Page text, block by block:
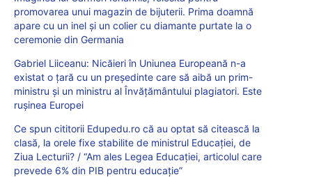
promovarea unui magazin de bijuterii. Prima doamnă
apare cu un inel și un colier cu diamante purtate la o
ceremonie din Germania
Gabriel Liiceanu: Nicăieri în Uniunea Europeană n-a
existat o țară cu un președinte care să aibă un prim-
ministru și un ministru al Învățământului plagiatori. Este
rușinea Europei
Ce spun cititorii Edupedu.ro că au optat să citească la
clasă, la orele fixe stabilite de ministrul Educației, de
Ziua Lecturii? / “Am ales Legea Educației, articolul care
prevede 6% din PIB pentru educație”